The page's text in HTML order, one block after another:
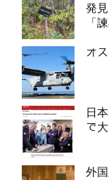
発
「
オ
日
で
外